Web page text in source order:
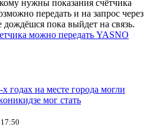
нужны показания счётчика
передать и на запрос через
дождёшся пока выйдет на связь.
можно передать YASNO
годах на месте города могли
мог стать